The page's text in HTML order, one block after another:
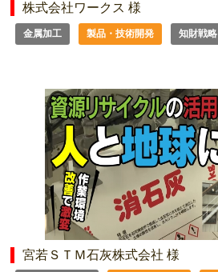
株式会社ワークス 様
金属加工 製品・技術開発 知財戦略
宮若ＳＴＭ石灰株式会社 様